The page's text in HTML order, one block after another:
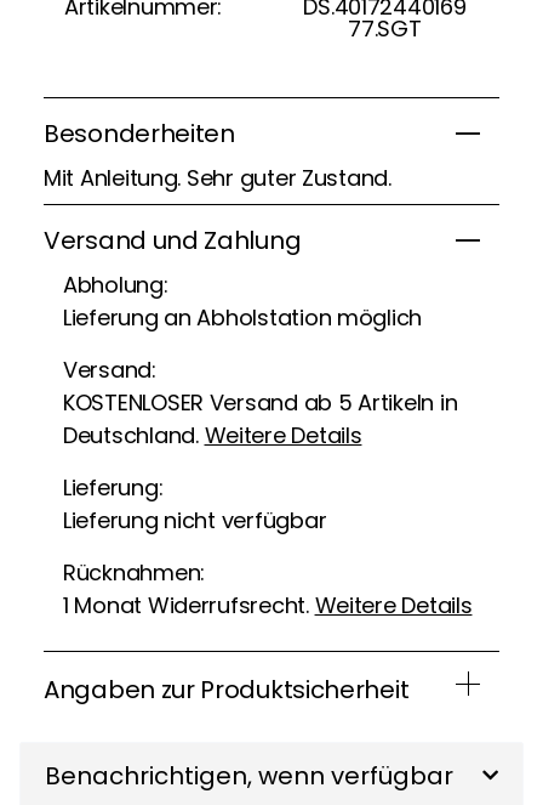
Artikelnummer: DS.40172440169
77.SGT
Besonderheiten
Mit Anleitung. Sehr guter Zustand.
Versand und Zahlung
Abholung:
Lieferung an Abholstation möglich
Versand:
KOSTENLOSER Versand ab 5 Artikeln in
Deutschland. Weitere Details
Lieferung:
Lieferung nicht verfügbar
Rücknahmen:
1 Monat Widerrufsrecht. Weitere Details
Angaben zur Produktsicherheit
Benachrichtigen, wenn verfügbar